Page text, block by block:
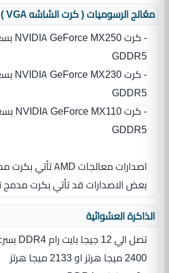
معُالج الرسوميات ( كرت الشاشه VGA )
GDDR5
GDDR5
GDDR5
اصدارات معالجات AMD تأتي بكرت مدمج
بعض الاصدارات قد تأتي بكرت مدمج
الذاكرة العشوائية
2400 ميجا هرتز او 2133 ميجا هرتز